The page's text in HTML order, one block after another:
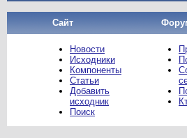
Сайт
Новости
Исходники
Компоненты
Статьи
Добавить
исходник
Поиск